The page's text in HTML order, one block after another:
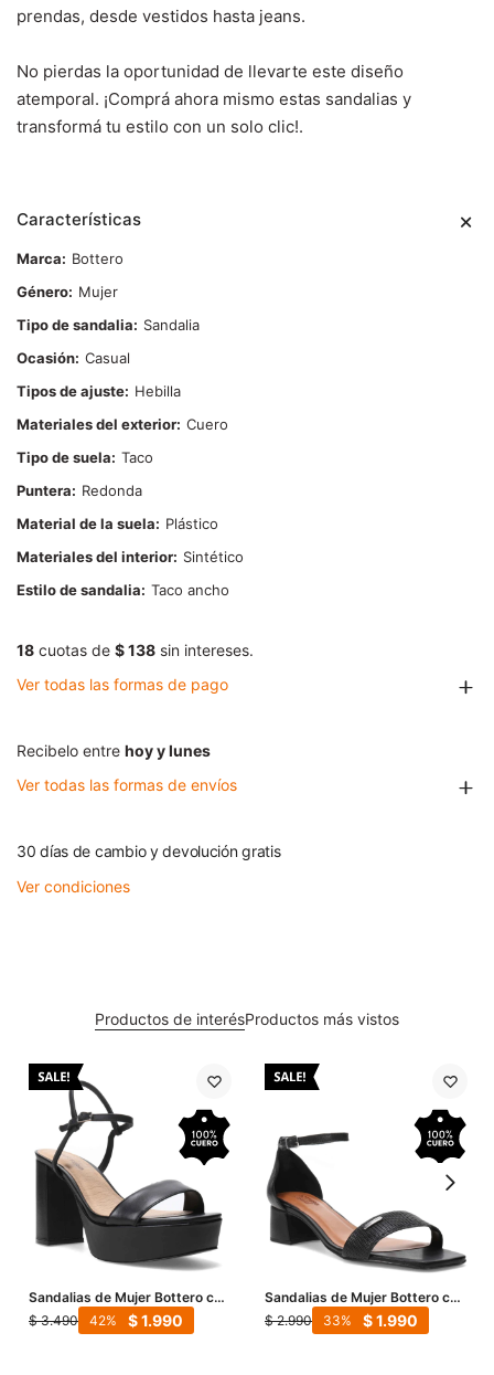
prendas, desde vestidos hasta jeans.
No pierdas la oportunidad de llevarte este diseño
atemporal. ¡Comprá ahora mismo estas sandalias y
transformá tu estilo con un solo clic!.
Características
Marca
Bottero
Género
Mujer
Tipo de sandalia
Sandalia
Ocasión Casual
Tipos de ajuste
Hebilla
Materiales del exterior Cuero
Tipo de suela
Taco
Puntera
Redonda
Material de la suela
Plástico
Materiales del interior
Sintético
Estilo de sandalia
Taco ancho
18 cuotas de $ 138 sin intereses.
Ver todas las formas de pago
Recibelo entre hoy y lunes
Ver todas las formas de envíos
30 días de cambio y devolución gratis
Ver condiciones
Productos de interésProductos más vistos
Sandalias de Mujer Bottero con
Plataforma Alta y Taco Block -
$ 3.490 $1.990
42
Sandalias de Mujer Bottero con
Taco Bajo y Pulsera - Negro
$ 2.990 $1.990
33